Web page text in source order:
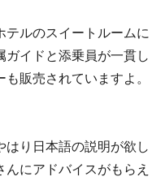
テルのスイートルームに
イドと添乗員が一貫し
販売されていますよ。
り日本語の説明が欲し
にアドバイスがもらえ